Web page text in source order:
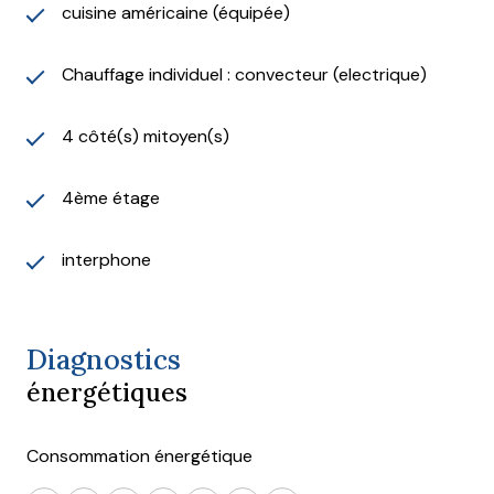
cuisine américaine (équipée)
Chauffage individuel : convecteur (electrique)
4 côté(s) mitoyen(s)
4ème étage
interphone
Diagnostics
énergétiques
Consommation énergétique